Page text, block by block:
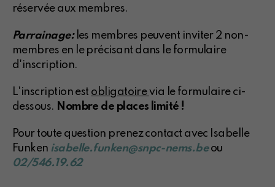
réservée aux membres.
Parrainage:les membres peuvent inviter 2 non-
membres en le précisant dans le formulaire
d'inscription.
L'inscription est obligatoirevia le formulaire ci-
dessous. Nombre de places limité !
Pour toute question prenez contact avec Isabelle
Funken isabelle.funken@snpc-nems.beou
02/546.19.62